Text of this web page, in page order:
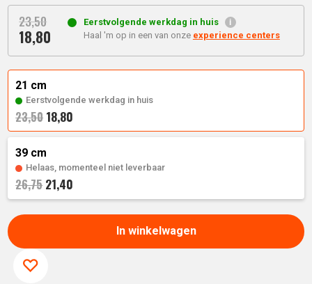
23,50
Oorspronkelijke
prijs
was:
23,50.
18,80
Huidige
prijs
is:
18,80.
Eerstvolgende werkdag in huis
Haal 'm op in een van onze experience centers
21 cm
23,50 18,80
Eerstvolgende werkdag in huis
39 cm
26,75 21,40
Helaas, momenteel niet leverbaar
In winkelwagen